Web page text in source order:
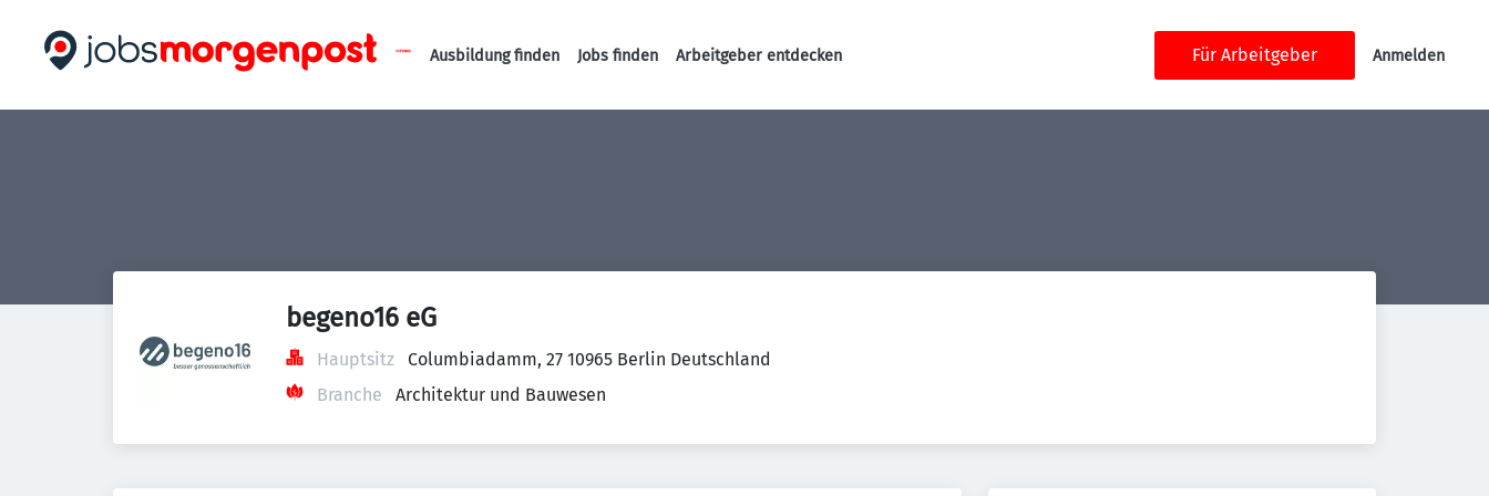
Haupt-Navigation
Ausbildung finden Jobs finden Arbeitgeber entdecken Für Arbeitgeber Anmelden
begeno16 eG
Hauptsitz
Columbiadamm, 27 10965 Berlin Deutschland
Branche
Architektur und Bauwesen